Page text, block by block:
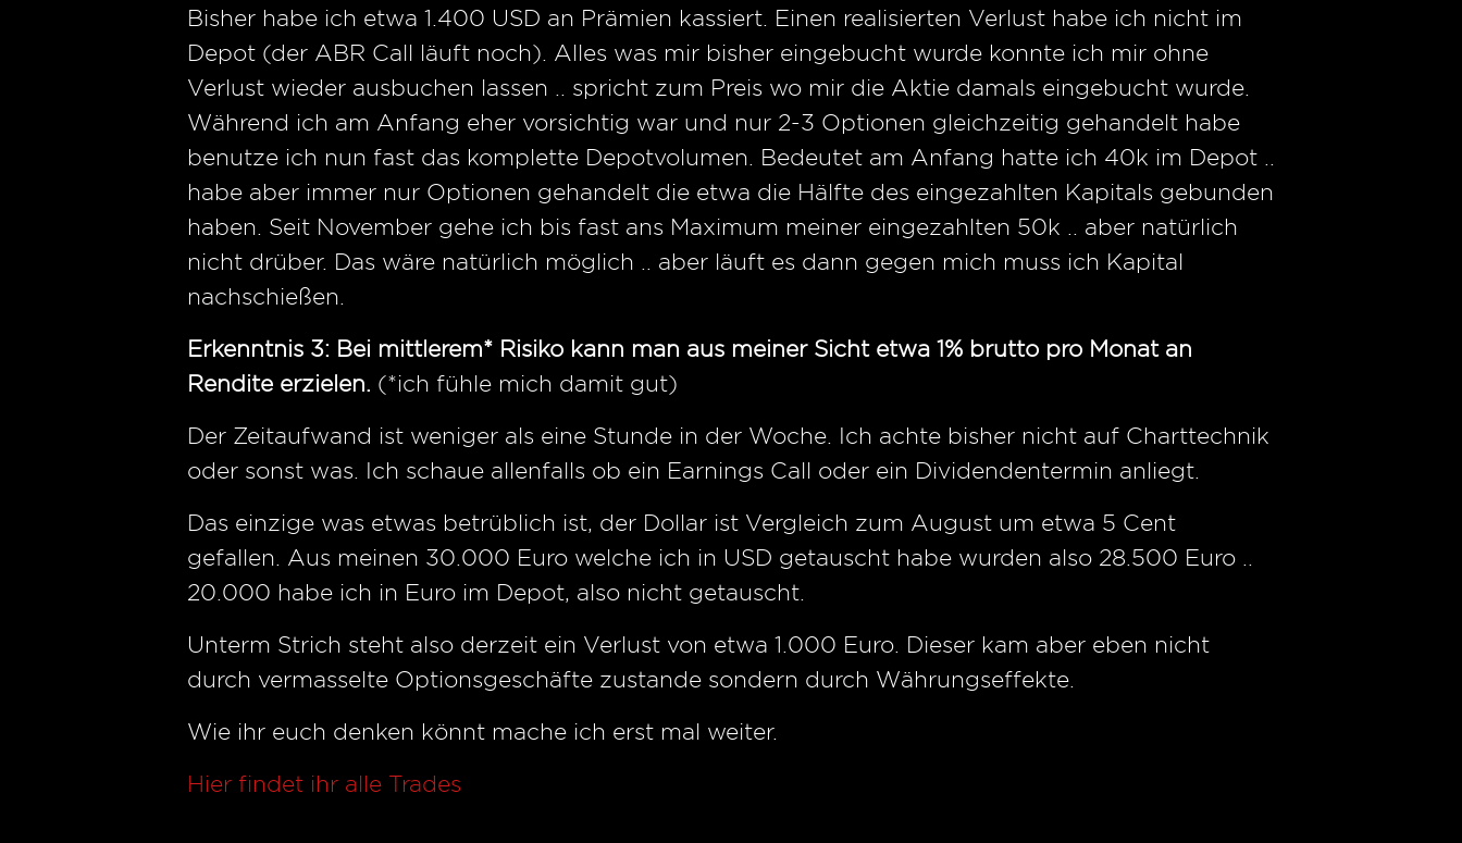
Bisher habe ich etwa 1.400 USD an Prämien kassiert. Einen realisierten Verlust habe ich nicht im
Depot (der ABR Call läuft noch). Alles was mir bisher eingebucht wurde konnte ich mir ohne
Verlust wieder ausbuchen lassen .. spricht zum Preis wo mir die Aktie damals eingebucht wurde.
Während ich am Anfang eher vorsichtig war und nur 2-3 Optionen gleichzeitig gehandelt habe
benutze ich nun fast das komplette Depotvolumen. Bedeutet am Anfang hatte ich 40k im Depot ..
habe aber immer nur Optionen gehandelt die etwa die Hälfte des eingezahlten Kapitals gebunden
haben. Seit November gehe ich bis fast ans Maximum meiner eingezahlten 50k .. aber natürlich
nicht drüber. Das wäre natürlich möglich .. aber läuft es dann gegen mich muss ich Kapital
nachschießen.
Erkenntnis 3: Bei mittlerem* Risiko kann man aus meiner Sicht etwa 1% brutto pro Monat an
Rendite erzielen. (*ich fühle mich damit gut)
Der Zeitaufwand ist weniger als eine Stunde in der Woche. Ich achte bisher nicht auf Charttechnik
oder sonst was. Ich schaue allenfalls ob ein Earnings Call oder ein Dividendentermin anliegt.
Das einzige was etwas betrüblich ist, der Dollar ist Vergleich zum August um etwa 5 Cent
gefallen. Aus meinen 30.000 Euro welche ich in USD getauscht habe wurden also 28.500 Euro ..
20.000 habe ich in Euro im Depot, also nicht getauscht.
Unterm Strich steht also derzeit ein Verlust von etwa 1.000 Euro. Dieser kam aber eben nicht
durch vermasselte Optionsgeschäfte zustande sondern durch Währungseffekte.
Wie ihr euch denken könnt mache ich erst mal weiter.
Hier findet ihr alle Trades